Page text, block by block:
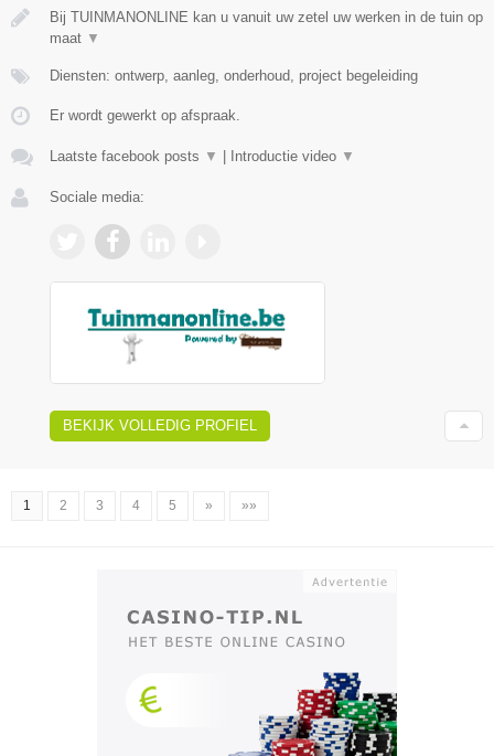
Bij TUINMANONLINE kan u vanuit uw zetel uw werken in de tuin op
maat ▼
Diensten: ontwerp, aanleg, onderhoud, project begeleiding
Er wordt gewerkt op afspraak.
Laatste facebook posts ▼ Introductie video ▼
Sociale media:
BEKIJK VOLLEDIG PROFIEL
1 2 3 4 5 » »»